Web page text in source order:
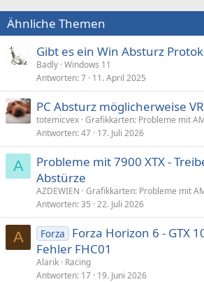
Ähnliche Themen
Gibt es ein Win Absturz
Badly Windows 11
Antworten 7 11. April 2025
PC Absturz möglicherweise
totemicvex Grafikkarten: Probleme mit
Antworten 47 17. Juli 2026
A
Probleme mit 7900 XTX -
Abstürze
AZDEWIEN Grafikkarten: Probleme mit
Antworten 35 22. Juli 2026
A Forza
Forza Horizon 6 - GTX
Fehler FHC01
Alarik Racing
Antworten 17 19. Juni 2026